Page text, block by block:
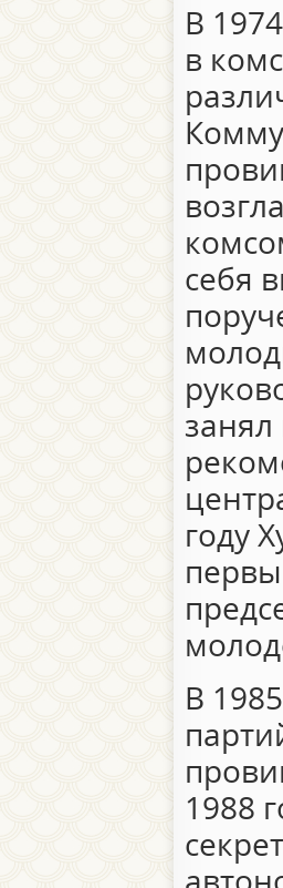
В
в
себя
году
В
1988